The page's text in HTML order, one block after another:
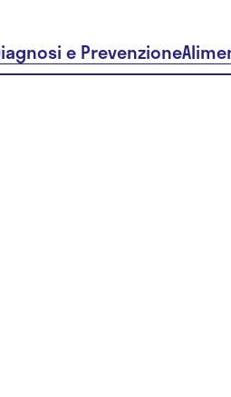
e Prevenzione